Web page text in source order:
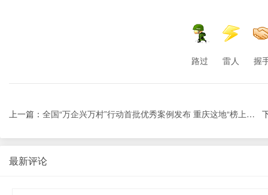
路过 雷人 握
上一篇： 全国“万企兴万村”行动首批优秀案例发布 重庆这地“榜上有名” ...
最新评论